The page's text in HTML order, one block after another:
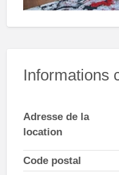
Informations
Adresse de la
location
Code postal